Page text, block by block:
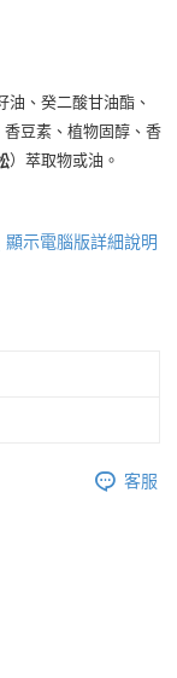
、癸二酸甘油酯、
豆素、植物固醇、香
）萃取物或油。
顯示電腦版詳細說明
客服